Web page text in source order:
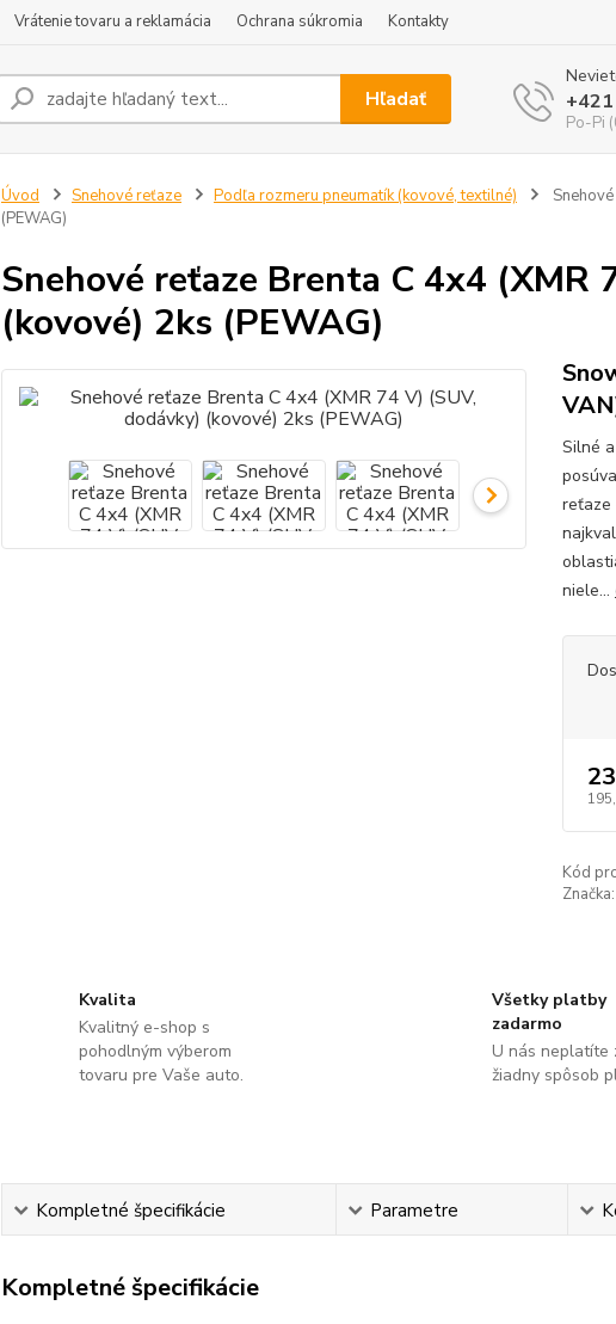
Vrátenie tovaru a reklamácia Ochrana súkromia Kontakty
Hľadať
Po-Pi
Úvod Snehové reťaze Podľa rozmeru pneumatík (kovové, textilné)
(PEWAG)
Snehové reťaze Brenta C 4x4 (XMR
(kovové) 2ks (PEWAG)
Silné
reťaze
niele...
Kód
Značka:
Kvalita
Kvalitný e-shop s
pohodlným výberom
tovaru pre Vaše auto.
Všetky platby
zadarmo
U nás neplatíte
žiadny spôsob
Kompletné špecifikácie Parametre
Kompletné špecifikácie